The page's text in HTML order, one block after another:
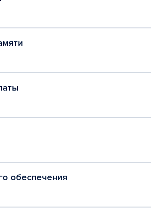
обеспечения